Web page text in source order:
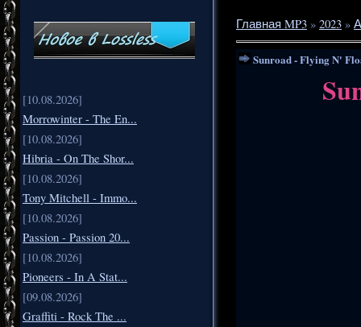
[10.08.2026]
Morrowinter - The En...
[10.08.2026]
Hibria - On The Shor...
[10.08.2026]
Tony Mitchell - Immo...
[10.08.2026]
Passion - Passion 20...
[10.08.2026]
Pioneers - In A Stat...
[09.08.2026]
Graffiti - Rock The ...
Главная MP3 » 2023 »
Sunroad - Flying N'